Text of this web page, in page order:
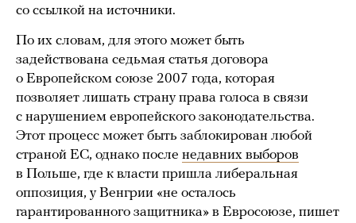
со ссылкой на источники.
По их словам, для этого может быть
задействована седьмая статья договора
о Европейском союзе 2007 года, которая
позволяет лишать страну права голоса в связи
с нарушением европейского законодательства.
Этот процесс может быть заблокирован любой
страной ЕС, однако после недавних выборов
в Польше, где к власти пришла либеральная
оппозиция, у Венгрии «не осталось
гарантированного защитника» в Евросоюзе, пишет